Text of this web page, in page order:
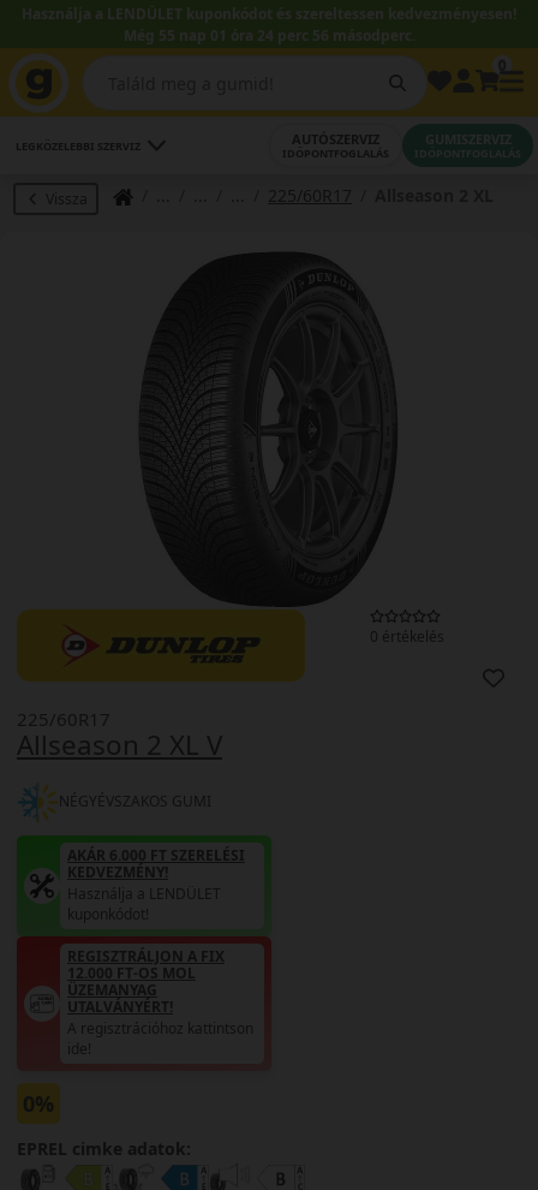
Használja a LENDÜLET kuponkódot és szereltessen kedvezményesen!
Még 55 nap 01 óra 24 perc 56 másodperc.
LEGKÖZELEBBI SZERVIZ AUTÓSZERVIZ
IDŐPONTFOGLALÁS
GUMISZERVIZ
IDŐPONTFOGLALÁS
Vissza 225/60R17
0 értékelés
Allseason 2 XL V
225/60R17
NÉGYÉVSZAKOS GUMI
AKÁR 6.000 FT SZERELÉSI
KEDVEZMÉNY!
Használja a LENDÜLET
kuponkódot!
REGISZTRÁLJON A FIX
12.000 FT-OS MOL
ÜZEMANYAG
UTALVÁNYÉRT!
A regisztrációhoz kattintson
ide!
0%
EPREL cimke adatok: